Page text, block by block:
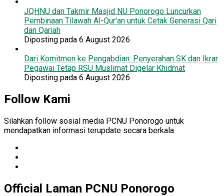
JQHNU dan Takmir Masjid NU Ponorogo Luncurkan
Pembinaan Tilawah Al-Qur’an untuk Cetak Generasi Qari
dan Qariah
Diposting pada 6 August 2026
Dari Komitmen ke Pengabdian: Penyerahan SK dan Ikrar
Pegawai Tetap RSU Muslimat Digelar Khidmat
Diposting pada 6 August 2026
Follow Kami
Silahkan follow sosial media PCNU Ponorogo untuk
mendapatkan informasi terupdate secara berkala
Official Laman PCNU Ponorogo